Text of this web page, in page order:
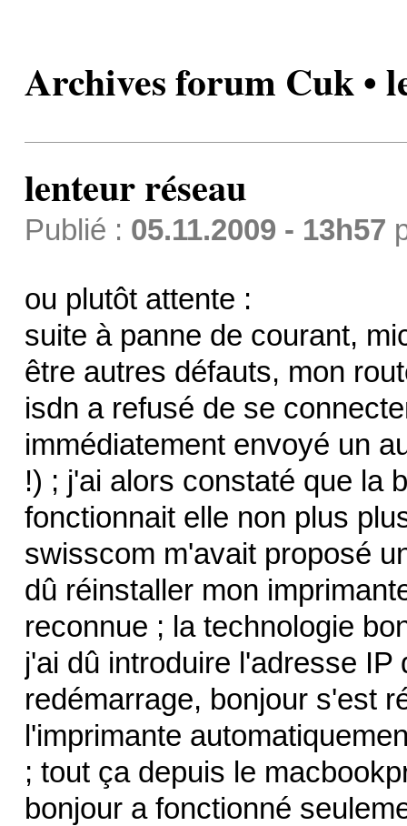
Archives forum Cuk •
lenteur réseau
Publié : 05.11.2009 - 13h57
ou plutôt attente :
suite à panne de courant,
être autres défauts, mon
isdn a refusé de se
immédiatement envoyé un
!) ; j'ai alors constaté que la
fonctionnait elle non plus
swisscom m'avait proposé
dû réinstaller mon
reconnue ; la technologie
j'ai dû introduire l'adresse IP
redémarrage, bonjour s'est
l'imprimante
; tout ça depuis le
bonjour a fonctionné